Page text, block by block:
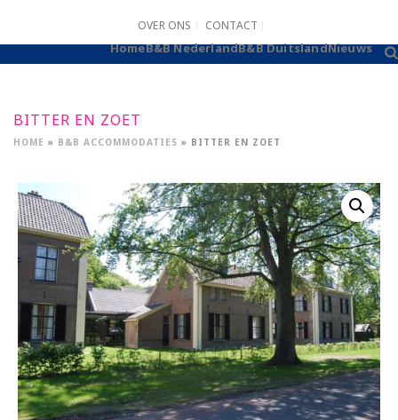
OVER ONS CONTACT
HomeB&B NederlandB&B DuitslandNieuws
BITTER EN ZOET
HOME » B&B ACCOMMODATIES » BITTER EN ZOET